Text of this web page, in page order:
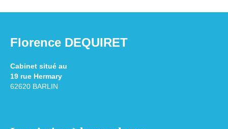
Florence DEQUIRET
Cabinet situé au
19 rue Hermary
62620 BARLIN